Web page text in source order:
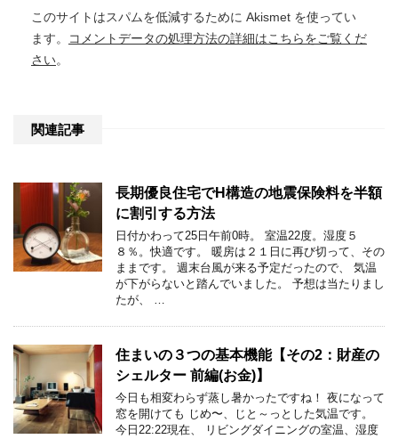
このサイトはスパムを低減するために Akismet を使ってい
ます。
コメントデータの処理方法の詳細はこちらをご覧くだ
さい。
関連記事
長期優良住宅でH構造の地震保険料を半額
に割引する方法
日付かわって25日午前0時。 室温22度。湿度５
８％。快適です。 暖房は２１日に再び切って、その
ままです。 週末台風が来る予定だったので、 気温
が下がらないと踏んでいました。 予想は当たりまし
たが、 …
住まいの３つの基本機能【その2：財産の
シェルター 前編(お金)】
今日も相変わらず蒸し暑かったですね！ 夜になって
窓を開けても じめ〜、じと～っとした気温です。
今日22:22現在、 リビングダイニングの室温、湿度